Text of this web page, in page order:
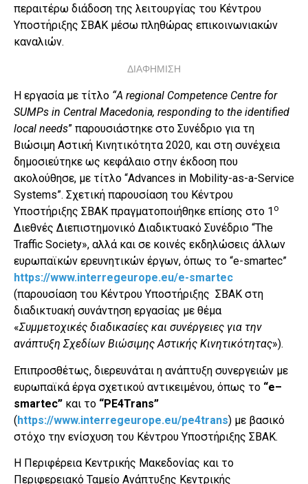
περαιτέρω διάδοση της λειτουργίας του Κέντρου
Υποστήριξης ΣΒΑΚ μέσω πληθώρας επικοινωνιακών
καναλιών.
ΔΙΑΦΗΜΙΣΗ
Η εργασία με τίτλο “A regional Competence Centre for
SUMPs in Central Macedonia, responding to the identified
local needs” παρουσιάστηκε στο Συνέδριο για τη
Βιώσιμη Αστική Κινητικότητα 2020, και στη συνέχεια
δημοσιεύτηκε ως κεφάλαιο στην έκδοση που
ακολούθησε, με τίτλο “Advances in Mobility-as-a-Service
Systems”. Σχετική παρουσίαση του Κέντρου
Υποστήριξης ΣΒΑΚ πραγματοποιήθηκε επίσης στο 1 ο
Διεθνές Διεπιστημονικό Διαδικτυακό Συνέδριο “The
Traffic Society», αλλά και σε κοινές εκδηλώσεις άλλων
ευρωπαϊκών ερευνητικών έργων, όπως το “e-smartec”
https://www.interregeurope.eu/e-smartec
(παρουσίαση του Κέντρου Υποστήριξης ΣΒΑΚ στη
διαδικτυακή συνάντηση εργασίας με θέμα
«Συμμετοχικές διαδικασίες και συνέργειες για την
ανάπτυξη Σχεδίων Βιώσιμης Αστικής Κινητικότητας»).
Επιπροσθέτως, διερευνάται η ανάπτυξη συνεργειών με
ευρωπαϊκά έργα σχετικού αντικειμένου, όπως το “e–
smartec” και το “PE4Trans”
(https://www.interregeurope.eu/pe4trans) με βασικό
στόχο την ενίσχυση του Κέντρου Υποστήριξης ΣΒΑΚ.
Η Περιφέρεια Κεντρικής Μακεδονίας και το
Περιφερειακό Ταμείο Ανάπτυξης Κεντρικής